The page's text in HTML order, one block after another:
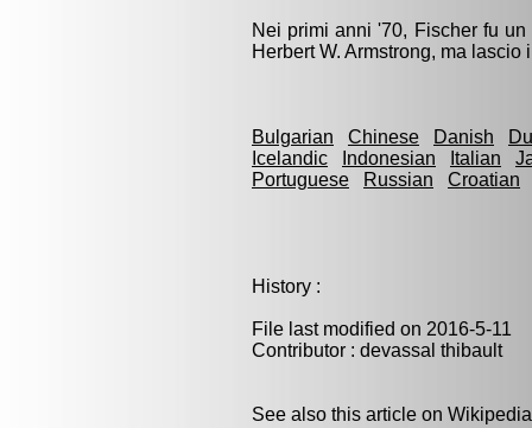
Nei primi anni '70, Fischer fu
Herbert W. Armstrong, ma lascio
Bulgarian Chinese Danish
Icelandic
Indonesian Italian
Portuguese
Russian Croatian
History :
File last modified on 2016-5-11
Contributor : devassal thibault
See also this article on